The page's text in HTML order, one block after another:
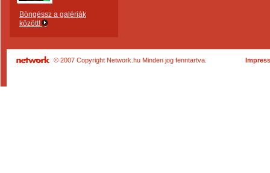
Böngéssz a galériák
között!
© 2007 Copyright Network.hu Minden jog fenntartva.